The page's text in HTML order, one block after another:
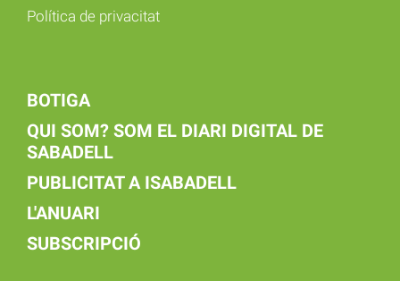
Política de privacitat
BOTIGA
QUI SOM? SOM EL DIARI DIGITAL DE
SABADELL
PUBLICITAT A ISABADELL
L'ANUARI
SUBSCRIPCIÓ